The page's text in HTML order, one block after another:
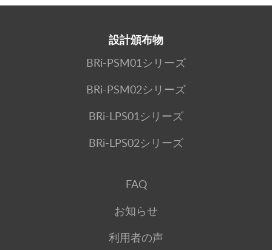
設計頒布物
BRi-PSM01シリーズ
BRi-PSM02シリーズ
BRi-LPS01シリーズ
BRi-LPS02シリーズ
FAQ
お知らせ
利用者の声